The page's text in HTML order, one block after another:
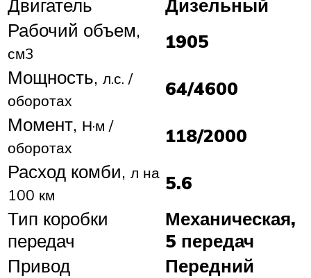
Двигатель
Дизельный
Рабочий объем,
см3
1905
Мощность, л.с. /
оборотах
64/4600
Момент, Н·м /
оборотах
118/2000
Расход комби, л на
100 км
5.6
Тип коробки
передач
Механическая,
5 передач
Привод
Передний